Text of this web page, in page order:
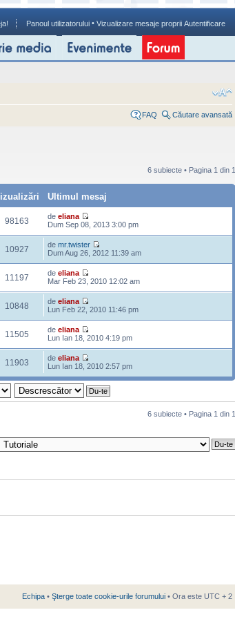
Panoul utilizatorului • Vizualizare mesaje proprii Autentificare
FAQ Căutare avansată
6 subiecte • Pagina 1 din 1
Ultimul mesaj
98163 de eliana
Dum Sep 08, 2013 3:00 pm
10927 de mr.twister
Dum Aug 26, 2012 11:39 am
11197 de eliana
Mar Feb 23, 2010 12:02 am
10848 de eliana
Lun Feb 22, 2010 11:46 pm
11505 de eliana
Lun Ian 18, 2010 4:19 pm
11903 de eliana
Lun Ian 18, 2010 2:57 pm
6 subiecte • Pagina 1 din 1
Echipa • Şterge toate cookie-urile forumului • Ora este UTC + 2